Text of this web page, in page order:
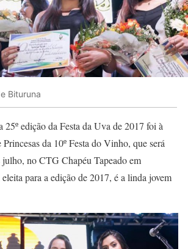
Bituruna
25º edição da Festa da Uva de 2017 foi à
da 10º Festa do Vinho, que será
julho, no CTG Chapéu Tapeado em
para a edição de 2017, é a linda jovem